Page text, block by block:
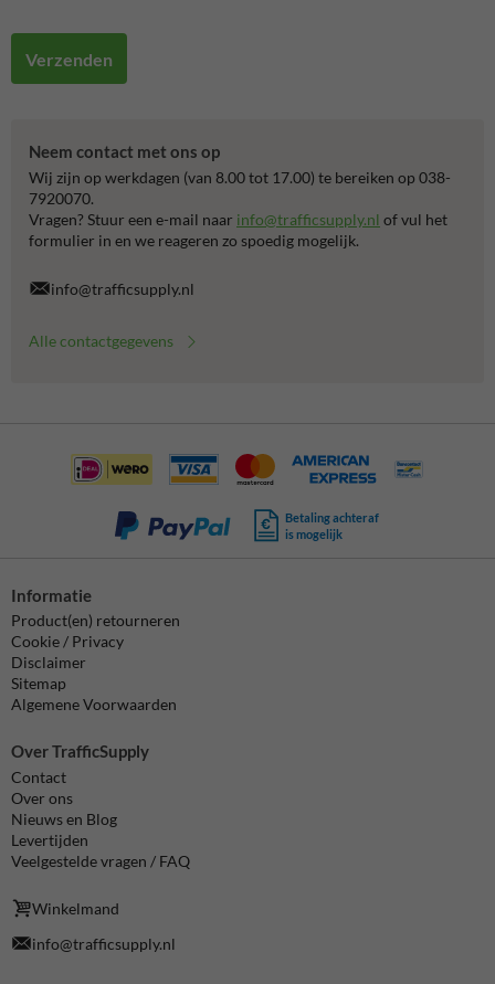
Verzenden
Neem contact met ons op
Wij zijn op werkdagen (van 8.00 tot 17.00) te bereiken op 038-
7920070.
Vragen? Stuur een e-mail naar info@trafficsupply.nl of vul het
formulier in en we reageren zo spoedig mogelijk.
info@trafficsupply.nl
Alle contactgegevens
Betaling achteraf
is mogelijk
Informatie
Product(en) retourneren
Cookie / Privacy
Disclaimer
Sitemap
Algemene Voorwaarden
Over TrafficSupply
Contact
Over ons
Nieuws en Blog
Levertijden
Veelgestelde vragen / FAQ
Winkelmand
info@trafficsupply.nl